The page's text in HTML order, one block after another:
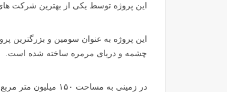
این پروژه توسط یکی از بهترین شرکت
این پروژه به عنوان سومین و بزرگترین
چشمه و دریای مرمره ساخته شده است.
در زمینی به مساحت